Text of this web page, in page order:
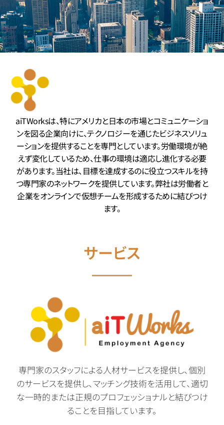
aiTWorksは、特にアメリカと日本の市場とコミュニケーショ
ンを図る企業向けに、テクノロジーを通じたビジネスソリュ
ーションを提供することを専門としています。労働環境が絶
えず変化しているため、仕事の環境は適応し進化する必要
があります。当社は、目標を達成するのに役立つスキルを持
つ専門家のネットワークを提供しています。弊社は労働者と
企業をオンラインで仮想チームを形成するために結びつけ
ます。
サービス
専門家のスタッフによる人材サービスを提供し、個別
のサービスを提供し、マッチング技術を活用して、適切
な一時的または正規のプロフェッショナルと結びつけ
ることを目指しています。